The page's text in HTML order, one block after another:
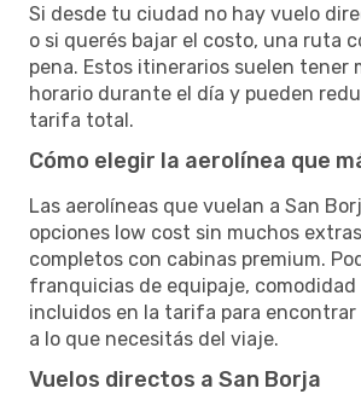
Si desde tu ciudad no hay vuelo
o si querés bajar el costo, una ruta
pena. Estos itinerarios suelen tener
horario durante el día y pueden
tarifa total.
Cómo elegir la aerolínea que
Las aerolíneas que vuelan a San
opciones low cost sin muchos
completos con cabinas premium.
franquicias de equipaje, comodidad
incluidos en la tarifa para encontrar
a lo que necesitás del viaje.
Vuelos directos a San Borja